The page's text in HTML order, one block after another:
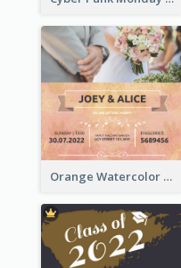
Orange Watercolor Wedding Invitation